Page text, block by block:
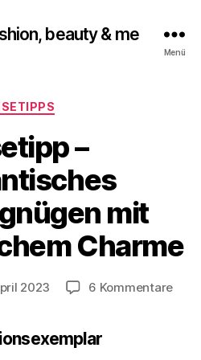
beauty & me
Menü
Kategorien
–
mit
Charme
2023 6 Kommentarezu